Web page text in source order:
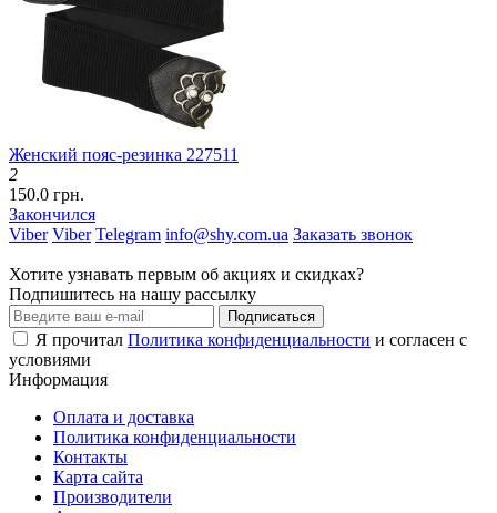
Женский пояс-резинка 227511
2
150.0 грн.
Закончился
Viber Viber Telegram info@shy.com.ua Заказать звонок
Хотите узнавать первым об акциях и скидках?
Подпишитесь на нашу рассылку
Подписаться
Я прочитал Политика конфиденциальности и согласен с
условиями
Информация
Оплата и доставка
Политика конфиденциальности
Контакты
Карта сайта
Производители